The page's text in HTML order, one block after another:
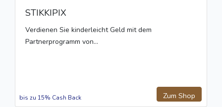
STIKKIPIX
Verdienen Sie kinderleicht Geld mit dem
Partnerprogramm von...
Zum Shop
bis zu 15% Cash Back